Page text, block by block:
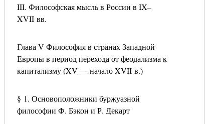
III. Философская мысль в России в IX–
XVII вв.
Глава V Философия в странах Западной
Европы в период перехода от феодализма к
капитализму (XV — начало XVII в.)
§ 1. Основоположники буржуазной
философии Ф. Бэкон и Р. Декарт